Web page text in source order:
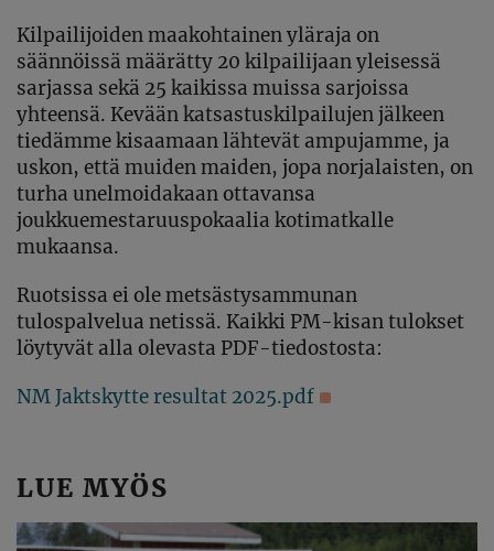
Kilpailijoiden maakohtainen yläraja on
säännöissä määrätty 20 kilpailijaan yleisessä
sarjassa sekä 25 kaikissa muissa sarjoissa
yhteensä. Kevään katsastuskilpailujen jälkeen
tiedämme kisaamaan lähtevät ampujamme, ja
uskon, että muiden maiden, jopa norjalaisten, on
turha unelmoidakaan ottavansa
joukkuemestaruuspokaalia kotimatkalle
mukaansa.
Ruotsissa ei ole metsästysammunan
tulospalvelua netissä. Kaikki PM-kisan tulokset
löytyvät alla olevasta PDF-tiedostosta:
NM Jaktskytte resultat 2025.pdf
LUE MYÖS